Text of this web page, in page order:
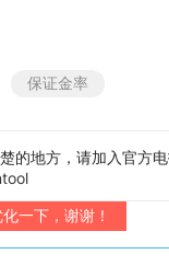
保证金率
的地方，请加入官方电
一下，谢谢！